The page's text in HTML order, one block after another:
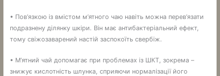
• Пов’язкою із вмістом м’ятного чаю навіть можна перев’язати
подразнену ділянку шкіри. Він має антибактеріальний ефект,
тому свіжозаварений настій заспокоїть свербіж.
• М’ятний чай допомагає при проблемах із ШКТ, зокрема –
знижує кислотність шлунка, сприяючи нормалізації його